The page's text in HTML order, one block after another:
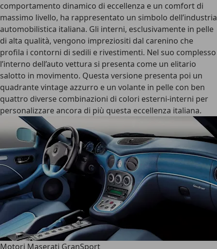
comportamento dinamico di eccellenza e un comfort di
massimo livello, ha rappresentato un simbolo dell’industria
automobilistica italiana. Gli interni, esclusivamente in pelle
di alta qualità, vengono impreziositi dal carenino che
profila i contorni di sedili e rivestimenti. Nel suo complesso
l’interno dell’auto vettura si presenta come un elitario
salotto in movimento. Questa versione presenta poi un
quadrante vintage azzurro e un volante in pelle con ben
quattro diverse combinazioni di colori esterni-interni per
personalizzare ancora di più questa eccellenza italiana.
Motori Maserati GranSport